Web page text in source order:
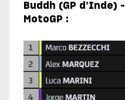
Buddh (GP d’Inde)
MotoGP :